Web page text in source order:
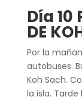
Día 10
DE
Por la
autobuses.
Koh Sach.
la isla. Tarde